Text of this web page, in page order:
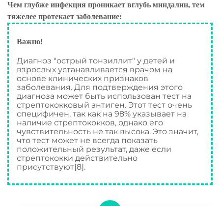
Чем глубже инфекция проникает вглубь миндалин, тем
тяжелее протекает заболевание:
Важно!
Диагноз "острый тонзиллит" у детей и
взрослых устанавливается врачом на
основе клинических признаков
заболевания. Для подтверждения этого
диагноза может быть использован тест на
стрептококковый антиген. Этот тест очень
специфичен, так как на 98% указывает на
наличие стрептококков, однако его
чувствительность не так высока. Это значит,
что тест может не всегда показать
положительный результат, даже если
стрептококки действительно
присутствуют[8].